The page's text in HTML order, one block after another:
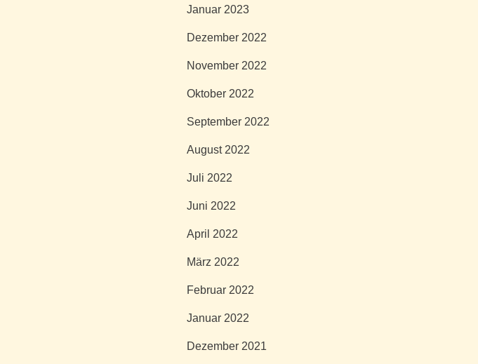
Januar 2023
Dezember 2022
November 2022
Oktober 2022
September 2022
August 2022
Juli 2022
Juni 2022
April 2022
März 2022
Februar 2022
Januar 2022
Dezember 2021